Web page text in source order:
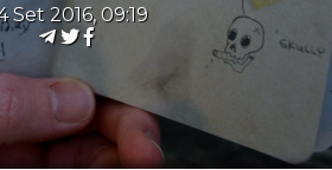
Set 2016, 09:19